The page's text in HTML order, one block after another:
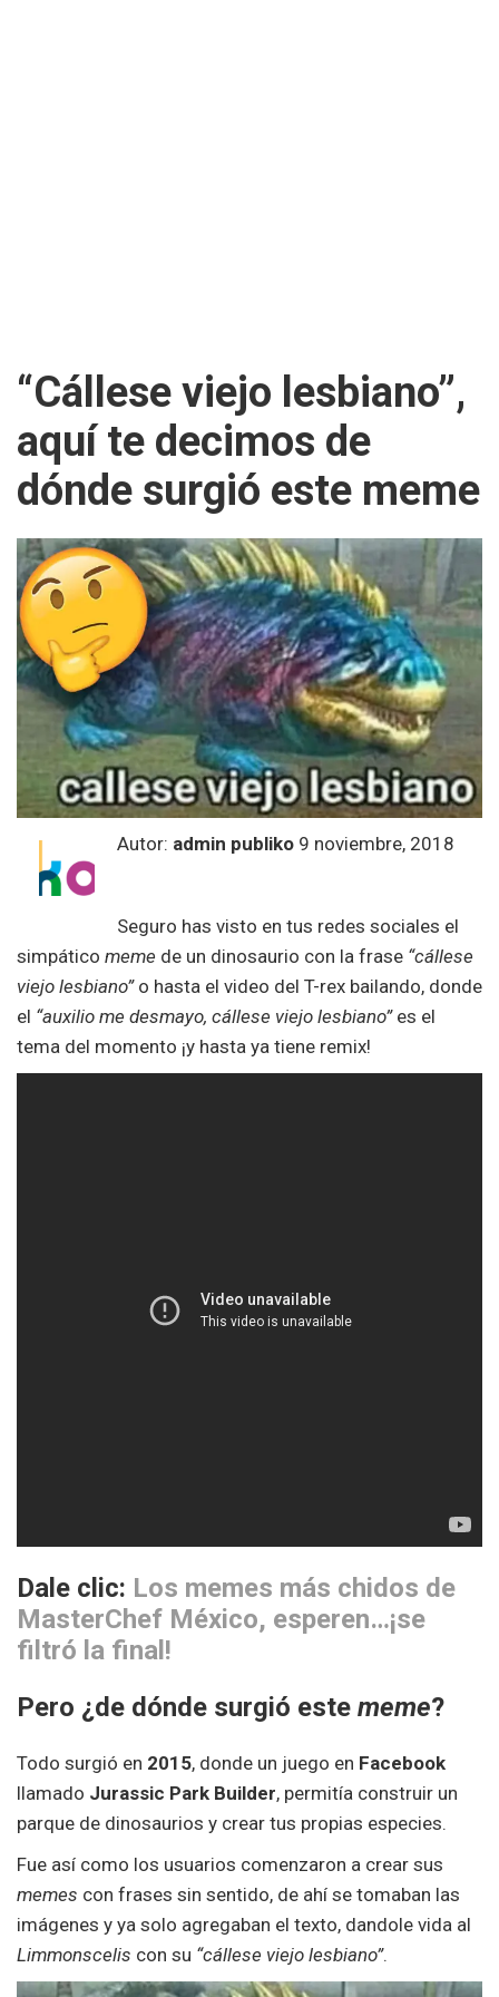
“Cállese viejo lesbiano”,
aquí te decimos de
dónde surgió este meme
Autor: admin publiko 9 noviembre, 2018
Seguro has visto en tus redes sociales el
simpático meme de un dinosaurio con la frase “cállese
viejo lesbiano”o hasta el video del T-rex bailando, donde
el “auxilio me desmayo, cállese viejo lesbiano”es el
tema del momento ¡y hasta ya tiene remix!
Dale clic: Los memes más chidos de
MasterChef México, esperen…¡se
filtró la final!
Pero ¿de dónde surgió este meme?
Todo surgió en 2015, donde un juego en Facebook
llamado Jurassic Park Builder, permitía construir un
parque de dinosaurios y crear tus propias especies.
Fue así como los usuarios comenzaron a crear sus
memes con frases sin sentido, de ahí se tomaban las
imágenes y ya solo agregaban el texto, dandole vida al
Limmonscelis con su “cállese viejo lesbiano”.